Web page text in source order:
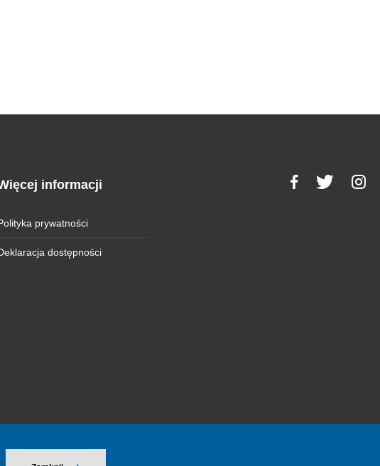
informacji
prywatności
dostępności